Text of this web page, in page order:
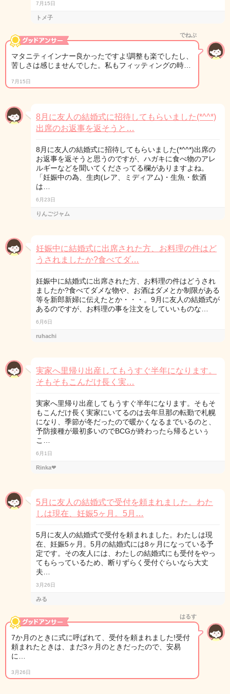
7月15日
トメ子
でねぶ
マタニティインナー良かったですよ!調整も楽でしたし、
苦しさは感じませんでした。私もフィッティングの時…
7月15日
8月に友人の結婚式に招待してもらいました(*^^*)
出席のお返事を返そうと…
8月に友人の結婚式に招待してもらいました(*^^*)出席の
お返事を返そうと思うのですが、ハガキに食べ物のアレ
ルギーなどを聞いてくださってる欄がありますよね。
「妊娠中の為、生肉(レア、ミディアム)・生魚・飲酒
は…
6月23日
りんごジャム
妊娠中に結婚式に出席された方、お料理の件はど
うされましたか?食べてダ…
妊娠中に結婚式に出席された方、お料理の件はどうされ
ましたか?食べてダメな物や、お酒はダメとか制限がある
等を新郎新婦に伝えたとか・・・。9月に友人の結婚式が
あるのですが、お料理の事を注文をしていいものな…
6月6日
ruhachi
実家へ里帰り出産してもうすぐ半年になります。
そもそもこんだけ長く実…
実家へ里帰り出産してもうすぐ半年になります。そもそ
もこんだけ長く実家にいてるのは去年旦那の転勤で札幌
になり、季節が冬だったので暖かくなるまでいるのと、
予防接種が最初多いのでBCGが終わったら帰るといぅ
こ…
6月1日
Rinka❤︎
5月に友人の結婚式で受付を頼まれました。わた
しは現在、妊娠5ヶ月。5月…
5月に友人の結婚式で受付を頼まれました。わたしは現
在、妊娠5ヶ月。5月の結婚式には8ヶ月になっている予
定です。その友人には、わたしの結婚式にも受付をやっ
てもらっているため、断りずらく受付ぐらいなら大丈
夫…
3月26日
みる
はるす
7か月のときに式に呼ばれて、受付を頼まれました!受付
頼まれたときは、まだ3ヶ月のときだったので、安易
に…
3月26日